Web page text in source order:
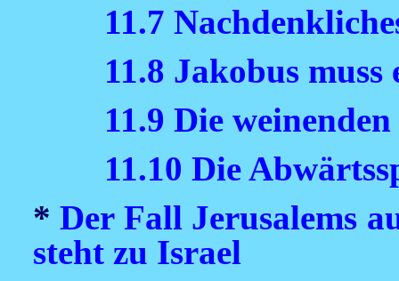
11.7
11.8 Jakobus
11.9 Die
11.10 Die
*Der Fall Jerusalems
steht zu Israel